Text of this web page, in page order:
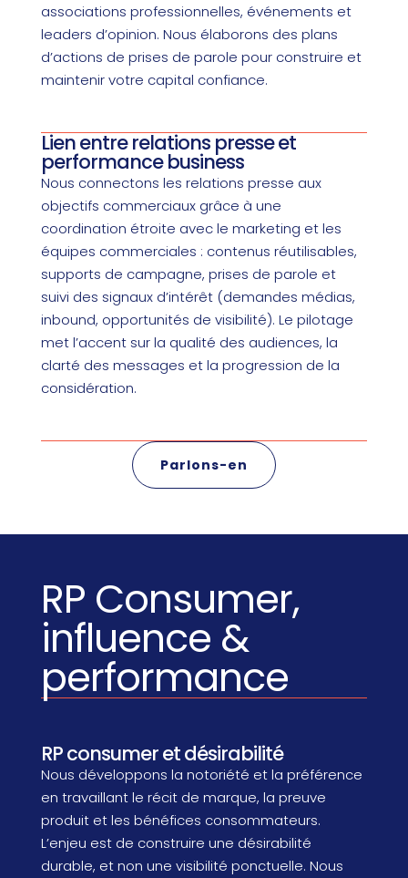
associations professionnelles, événements et
leaders d’opinion. Nous élaborons des plans
d’actions de prises de parole pour construire et
maintenir votre capital confiance.
Lien entre relations presse et
performance business
Nous connectons les relations presse aux
objectifs commerciaux grâce à une
coordination étroite avec le marketing et les
équipes commerciales : contenus réutilisables,
supports de campagne, prises de parole et
suivi des signaux d’intérêt (demandes médias,
inbound, opportunités de visibilité). Le pilotage
met l’accent sur la qualité des audiences, la
clarté des messages et la progression de la
considération.
Parlons-en
RP Consumer,
influence &
performance
RP consumer et désirabilité
Nous développons la notoriété et la préférence
en travaillant le récit de marque, la preuve
produit et les bénéfices consommateurs.
L’enjeu est de construire une désirabilité
durable, et non une visibilité ponctuelle. Nous